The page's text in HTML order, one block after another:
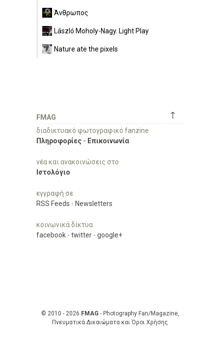
Άνθρωπος
László Moholy-Nagy. Light Play
Nature ate the pixels
↑
FMAG
διαδικτυακό φωτογραφικό fanzine
Πληροφορίες - Επικοινωνία
νέα και ανακοινώσεις στο
Ιστολόγιο
εγγραφή σε
RSS Feeds - Newsletters
κοινωνικά δίκτυα
facebook - twitter - google+
© 2010 - 2026 FMAG - Photography Fan/Magazine,
Πνευματικά Δικαιώματα και Όροι Χρήσης